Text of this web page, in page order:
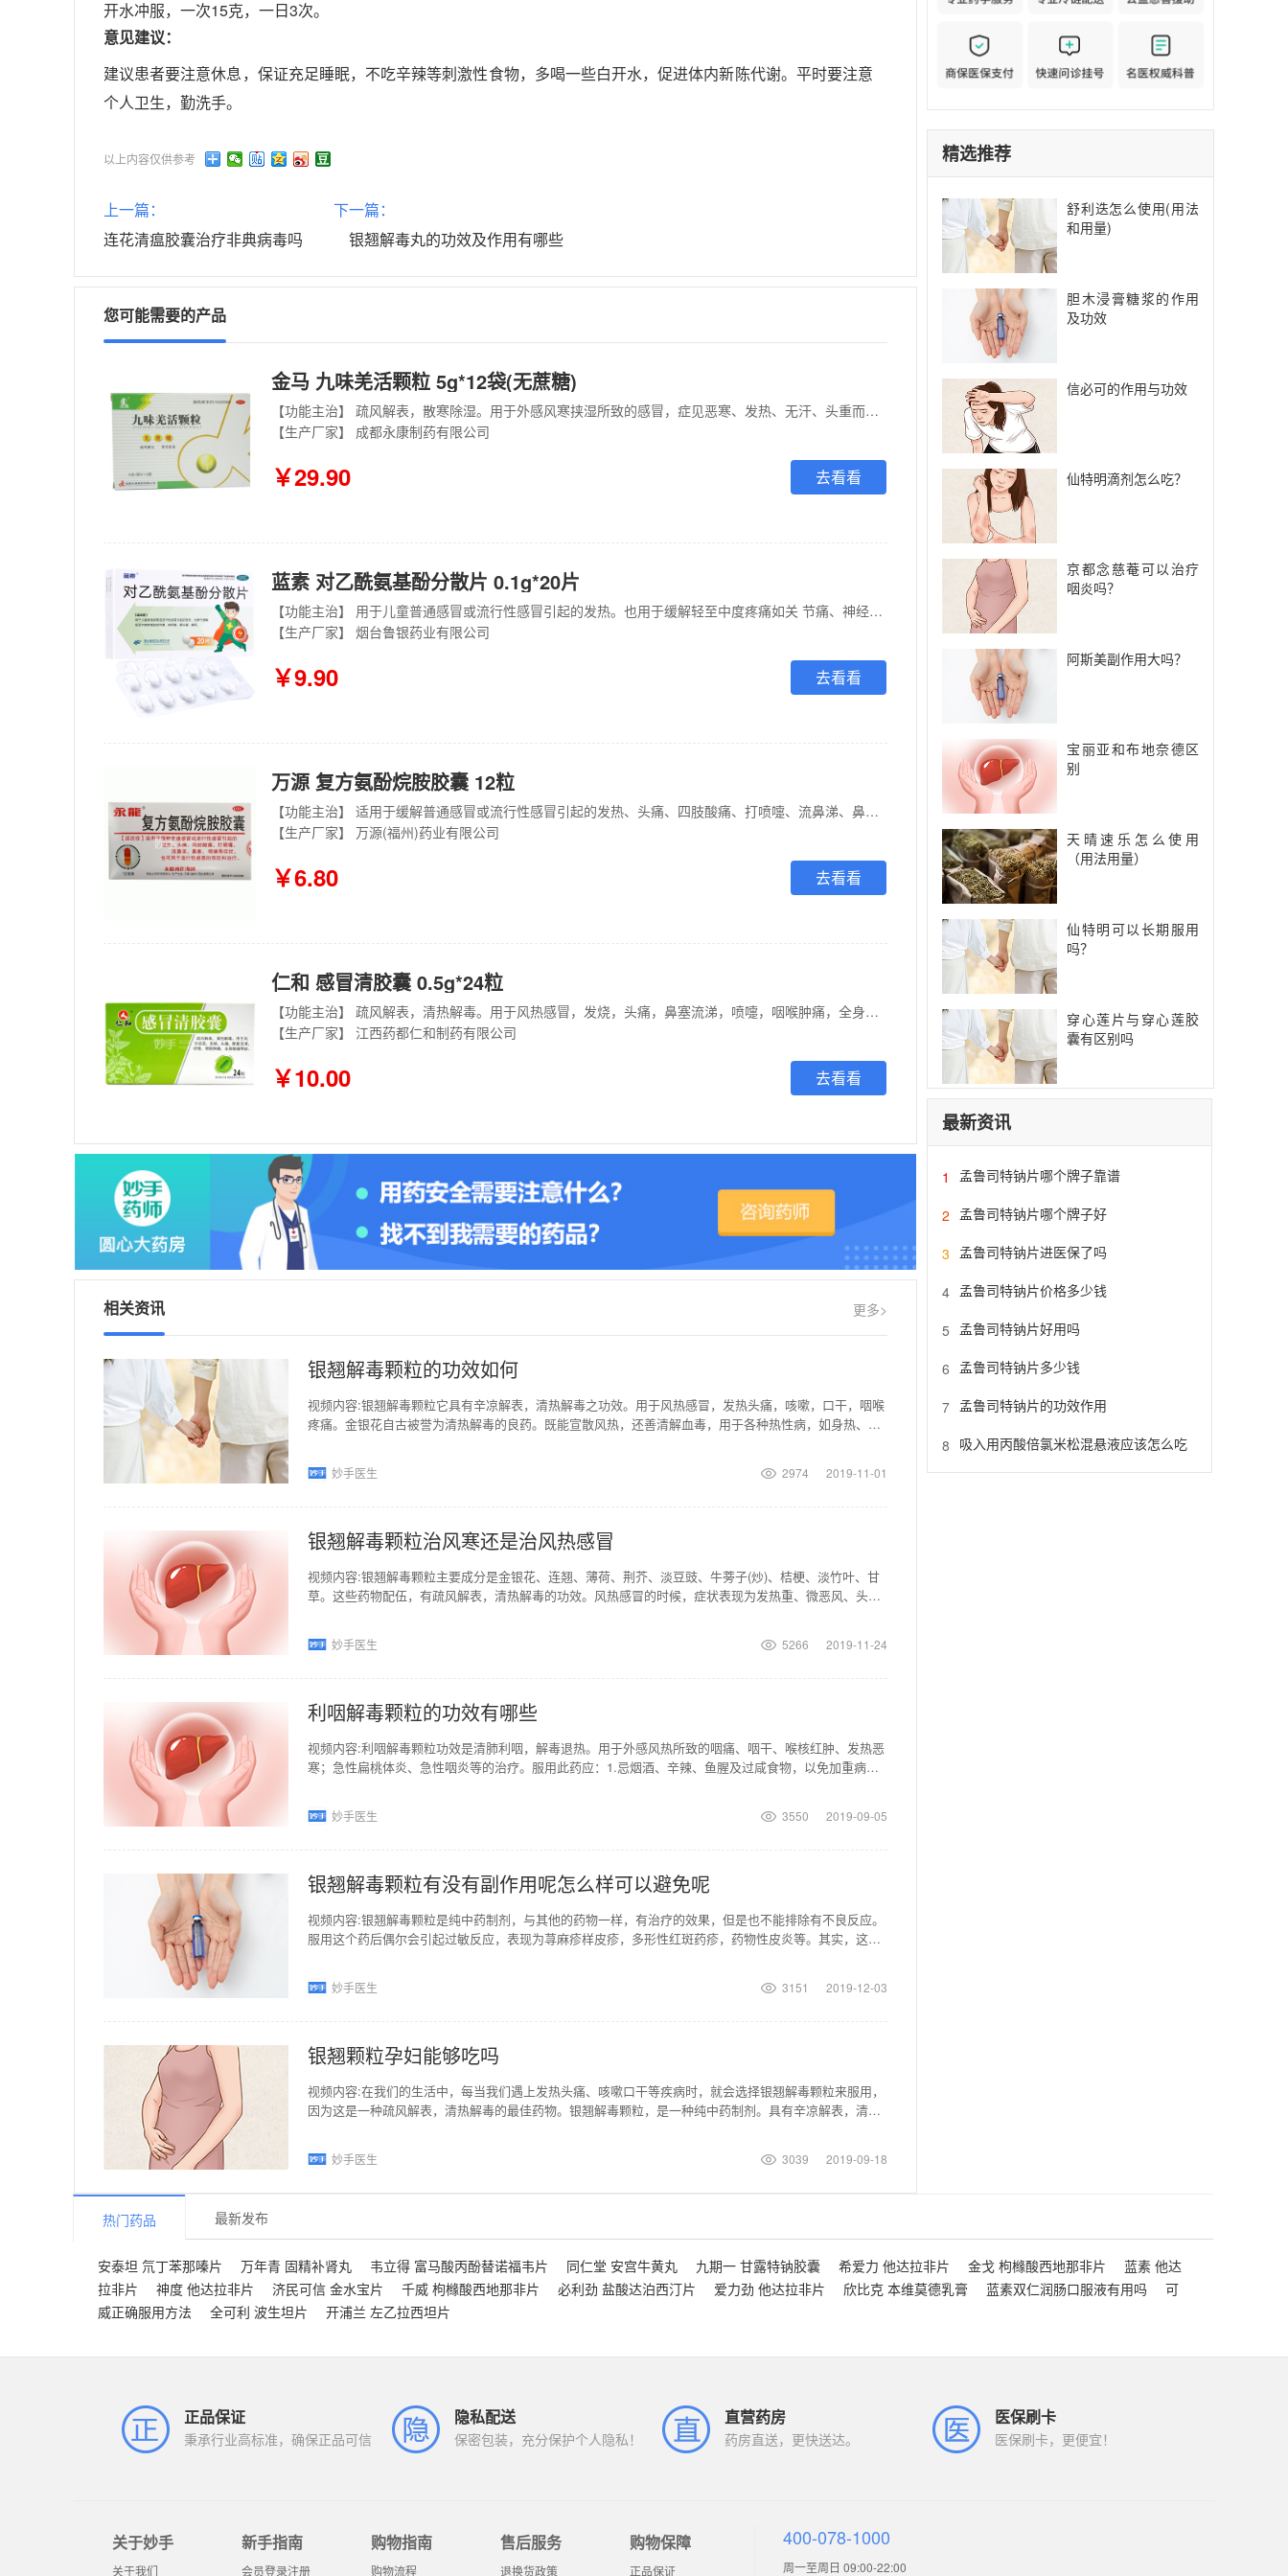
开水冲服，一次15克，一日3次。
意见建议：
建议患者要注意休息，保证充足睡眠，不吃辛辣等刺激性食物，多喝一些白开水，促进体内新陈代谢。平时要注意
个人卫生，勤洗手。
以上内容仅供参考
上一篇：
连花清瘟胶囊治疗非典病毒吗
下一篇：
银翘解毒丸的功效及作用有哪些
您可能需要的产品
金马 九味羌活颗粒 5g*12袋(无蔗糖)
【功能主治】 疏风解表，散寒除湿。用于外感风寒挟湿所致的感冒，症见恶寒、发热、无汗、头重而痛、肢体酸痛。
【生产厂家】 成都永康制药有限公司
￥29.90 去看看
蓝素 对乙酰氨基酚分散片 0.1g*20片
【功能主治】 用于儿童普通感冒或流行性感冒引起的发热。也用于缓解轻至中度疼痛如关 节痛、神经痛、偏头痛、痛经。
【生产厂家】 烟台鲁银药业有限公司
￥9.90 去看看
万源 复方氨酚烷胺胶囊 12粒
【功能主治】 适用于缓解普通感冒或流行性感冒引起的发热、头痛、四肢酸痛、打喷嚏、流鼻涕、鼻塞、咽痛等症状，也可用于流行性感冒的预防和治疗。
【生产厂家】 万源(福州)药业有限公司
￥6.80 去看看
仁和 感冒清胶囊 0.5g*24粒
【功能主治】 疏风解表，清热解毒。用于风热感冒，发烧，头痛，鼻塞流涕，喷嚏，咽喉肿痛，全身酸痛等症。
【生产厂家】 江西药都仁和制药有限公司
￥10.00 去看看
相关资讯 更多>
银翘解毒颗粒的功效如何
视频内容:银翘解毒颗粒它具有辛凉解表，清热解毒之功效。用于风热感冒，发热头痛，咳嗽，口干，咽喉
疼痛。金银花自古被誉为清热解毒的良药。既能宣散风热，还善清解血毒，用于各种热性病，如身热、发
妙手医生 2974 2019-11-01
银翘解毒颗粒治风寒还是治风热感冒
视频内容:银翘解毒颗粒主要成分是金银花、连翘、薄荷、荆芥、淡豆豉、牛蒡子(炒)、桔梗、淡竹叶、甘
草。这些药物配伍，有疏风解表，清热解毒的功效。风热感冒的时候，症状表现为发热重、微恶风、头胀
妙手医生 5266 2019-11-24
利咽解毒颗粒的功效有哪些
视频内容:利咽解毒颗粒功效是清肺利咽，解毒退热。用于外感风热所致的咽痛、咽干、喉核红肿、发热恶
寒；急性扁桃体炎、急性咽炎等的治疗。服用此药应：1.忌烟酒、辛辣、鱼腥及过咸食物，以免加重病
妙手医生 3550 2019-09-05
银翘解毒颗粒有没有副作用呢怎么样可以避免呢
视频内容:银翘解毒颗粒是纯中药制剂，与其他的药物一样，有治疗的效果，但是也不能排除有不良反应。
服用这个药后偶尔会引起过敏反应，表现为荨麻疹样皮疹，多形性红斑药疹，药物性皮炎等。其实，这种
妙手医生 3151 2019-12-03
银翘颗粒孕妇能够吃吗
视频内容:在我们的生活中，每当我们遇上发热头痛、咳嗽口干等疾病时，就会选择银翘解毒颗粒来服用，
因为这是一种疏风解表，清热解毒的最佳药物。银翘解毒颗粒，是一种纯中药制剂。具有辛凉解表，清热
妙手医生 3039 2019-09-18
精选推荐
舒利迭怎么使用(用法
和用量)
胆木浸膏糖浆的作用
及功效
信必可的作用与功效
仙特明滴剂怎么吃？
京都念慈菴可以治疗
咽炎吗？
阿斯美副作用大吗？
宝丽亚和布地奈德区
别
天晴速乐怎么使用
（用法用量）
仙特明可以长期服用
吗？
穿心莲片与穿心莲胶
囊有区别吗
最新资讯
1 孟鲁司特钠片哪个牌子靠谱
2 孟鲁司特钠片哪个牌子好
3 孟鲁司特钠片进医保了吗
4 孟鲁司特钠片价格多少钱
5 孟鲁司特钠片好用吗
6 孟鲁司特钠片多少钱
7 孟鲁司特钠片的功效作用
8 吸入用丙酸倍氯米松混悬液应该怎么吃
热门药品 最新发布
安泰坦 氘丁苯那嗪片 万年青 固精补肾丸 韦立得 富马酸丙酚替诺福韦片 同仁堂 安宫牛黄丸 九期一 甘露特钠胶囊 希爱力 他达拉非片 金戈 枸橼酸西地那非片
蓝素 他达
拉非片
神度 他达拉非片 济民可信 金水宝片 千威 枸橼酸西地那非片 必利劲 盐酸达泊西汀片 爱力劲 他达拉非片 欣比克 本维莫德乳膏 蓝素双仁润肠口服液有用吗
可
威正确服用方法
全可利 波生坦片 开浦兰 左乙拉西坦片
正品保证
秉承行业高标准，确保正品可信
隐私配送
保密包装，充分保护个人隐私！
直营药房
药房直送，更快送达。
医保刷卡
医保刷卡，更便宜！
关于妙手
关于我们
新手指南
会员登录注册
购物指南
购物流程
售后服务
退换货政策
购物保障
正品保证
400-078-1000
周一至周日 09:00-22:00